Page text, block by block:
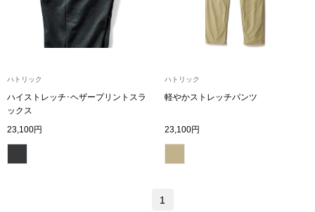
バッグ
トートバッグ
ハトリック
ハイストレッチ･ヘザープリントスラ
ックス
23,100円
ハトリック
軽やかストレッチパンツ
23,100円
1